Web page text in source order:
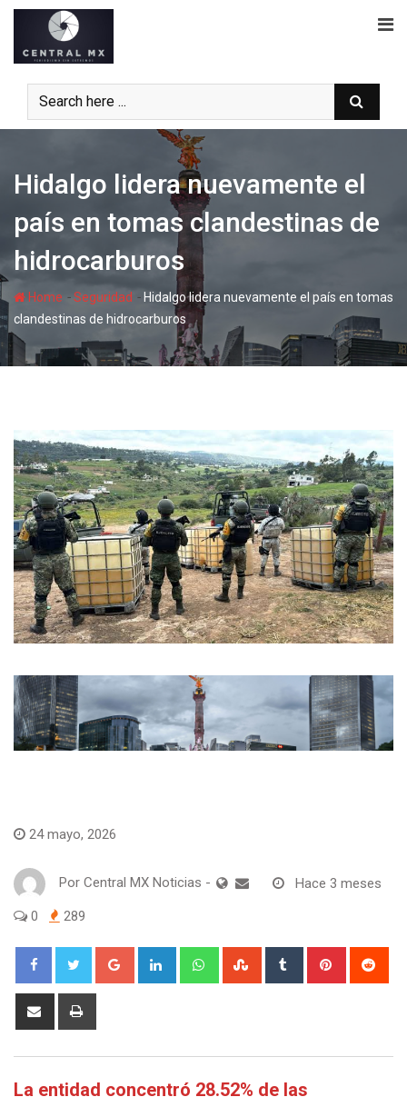
Skip
content
Hidalgo lidera nuevamente el
país en tomas clandestinas de
hidrocarburos
Home -Seguridad - Hidalgo lidera nuevamente el país en tomas
clandestinas de hidrocarburos
24 mayo, 2026
Por Central MX Noticias - Hace 3 meses
0 289
Google+ LinkedIn WhatsappStumbleUpon
Tumblr Pinterest
Share
La entidad concentró 28.52% de las